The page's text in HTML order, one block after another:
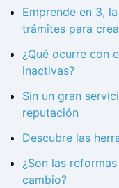
Emprende en 3,
trámites para
¿Qué ocurre con
inactivas?
Sin un gran
reputación
Descubre las
¿Son las
cambio?